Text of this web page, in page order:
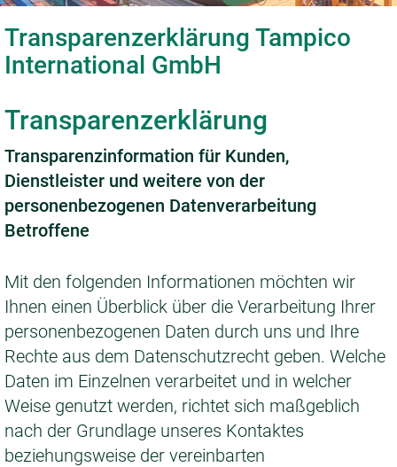
Transparenzerklärung Tampico
International GmbH
Transparenzerklärung
Transparenzinformation für Kunden,
Dienstleister und weitere von der
personenbezogenen Datenverarbeitung
Betroffene
Mit den folgenden Informationen möchten wir
Ihnen einen Überblick über die Verarbeitung Ihrer
personenbezogenen Daten durch uns und Ihre
Rechte aus dem Datenschutzrecht geben. Welche
Daten im Einzelnen verarbeitet und in welcher
Weise genutzt werden, richtet sich maßgeblich
nach der Grundlage unseres Kontaktes
beziehungsweise der vereinbarten